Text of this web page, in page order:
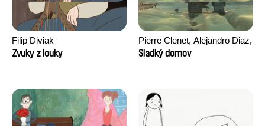
Filip Diviak
Zvuky z louky
Pierre Clenet, Alejandro Diaz,
Romain Mazevet, Stéphane
Sladký domov